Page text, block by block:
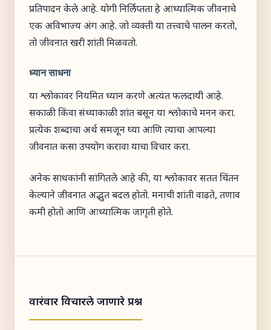
प्रतिपादन केले आहे. योगी निर्लिप्तता हे आध्यात्मिक जीवनाचे
एक अविभाज्य अंग आहे. जो व्यक्ती या तत्त्वाचे पालन करतो,
तो जीवनात खरी शांती मिळवतो.
ध्यान साधना
या श्लोकावर नियमित ध्यान करणे अत्यंत फलदायी आहे.
सकाळी किंवा संध्याकाळी शांत बसून या श्लोकाचे मनन करा.
प्रत्येक शब्दाचा अर्थ समजून घ्या आणि त्याचा आपल्या
जीवनात कसा उपयोग करावा याचा विचार करा.
अनेक साधकांनी सांगितले आहे की, या श्लोकावर सतत चिंतन
केल्याने जीवनात अद्भुत बदल होतो. मनाची शांती वाढते, तणाव
कमी होतो आणि आध्यात्मिक जागृती होते.
वारंवार विचारले जाणारे प्रश्न